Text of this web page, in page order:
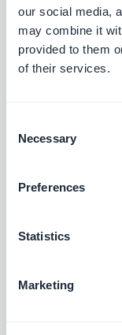
our social media,
may combine it
provided to them
of their services.
Selection
Necessary
Preferences
Statistics
Marketing